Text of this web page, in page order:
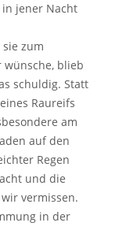
in jener Nacht
zum
blieb
schuldig. Statt
Raureifs
am
auf den
Regen
und die
vermissen.
in der